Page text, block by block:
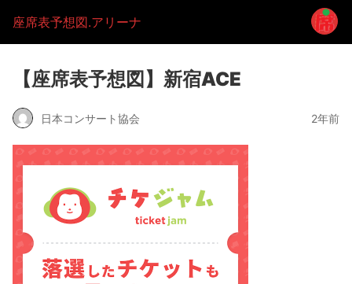
座席表予想図.アリーナ
【座席表予想図】新宿ACE
日本コンサート協会 2年前